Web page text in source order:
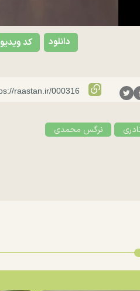
کد ویدیو دانلود
نرگس محمدی